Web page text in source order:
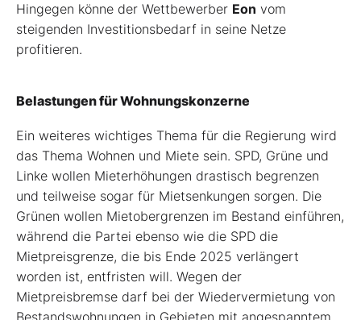
Hingegen könne der Wettbewerber Eon vom
steigenden Investitionsbedarf in seine Netze
profitieren.
Belastungen für Wohnungskonzerne
Ein weiteres wichtiges Thema für die Regierung wird
das Thema Wohnen und Miete sein. SPD, Grüne und
Linke wollen Mieterhöhungen drastisch begrenzen
und teilweise sogar für Mietsenkungen sorgen. Die
Grünen wollen Mietobergrenzen im Bestand einführen,
während die Partei ebenso wie die SPD die
Mietpreisgrenze, die bis Ende 2025 verlängert
worden ist, entfristen will. Wegen der
Mietpreisbremse darf bei der Wiedervermietung von